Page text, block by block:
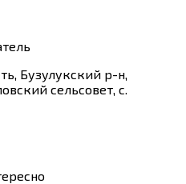
Бузулукский р-н,
сельсовет, с.